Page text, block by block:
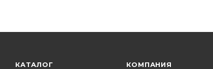
КАТАЛОГ КОМПАНИЯ